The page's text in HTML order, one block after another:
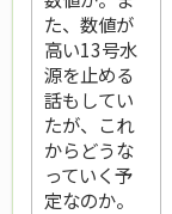
た、数値が
高い13号水
源を止める
話もしてい
たが、これ
からどうな
っていく予
定なのか。